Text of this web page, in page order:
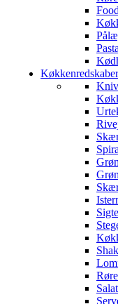
Køkkenredskaber
Sigte